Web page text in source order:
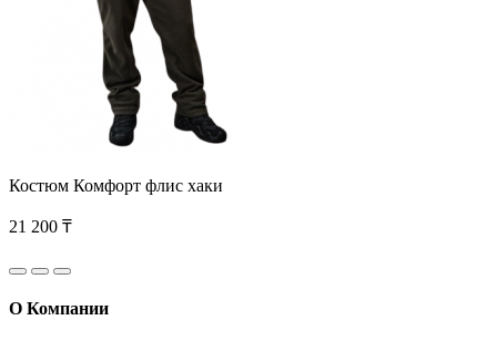
Костюм Комфорт флис хаки
21 200 ₸
О Компании